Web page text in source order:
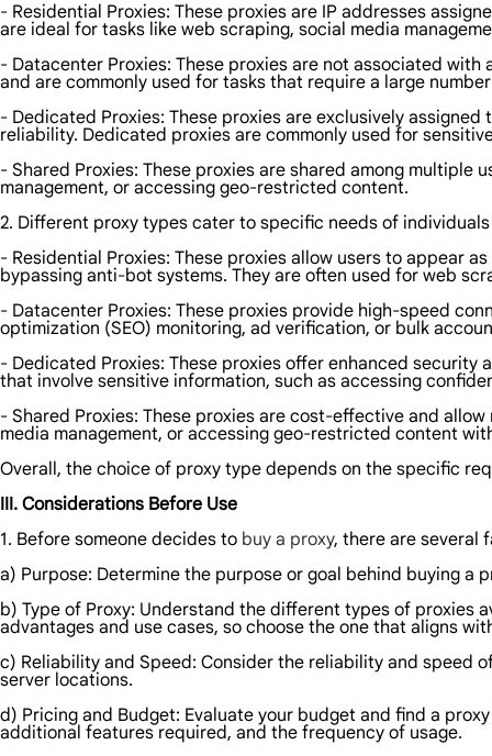
- Residential Proxies: These proxies are IP addresses
are ideal for tasks like web scraping, social media
- Datacenter Proxies: These proxies are not associated
and are commonly used for tasks that require a large
- Dedicated Proxies: These proxies are exclusively
reliability. Dedicated proxies are commonly used for
- Shared Proxies: These proxies are shared among
management, or accessing geo-restricted content.
2. Different proxy types cater to specific needs of
- Residential Proxies: These proxies allow users to appear
bypassing anti-bot systems. They are often used for web
- Datacenter Proxies: These proxies provide high-speed
optimization (SEO) monitoring, ad verification, or bulk
- Dedicated Proxies: These proxies offer enhanced security
that involve sensitive information, such as accessing
- Shared Proxies: These proxies are cost-effective and
media management, or accessing geo-restricted content
Overall, the choice of proxy type depends on the specific
III. Considerations Before Use
1. Before someone decides to buy a proxy, there are several
a) Purpose: Determine the purpose or goal behind buying a
b) Type of Proxy: Understand the different types of proxies
advantages and use cases, so choose the one that aligns
c) Reliability and Speed: Consider the reliability and speed
server locations.
d) Pricing and Budget: Evaluate your budget and find a
additional features required, and the frequency of usage.